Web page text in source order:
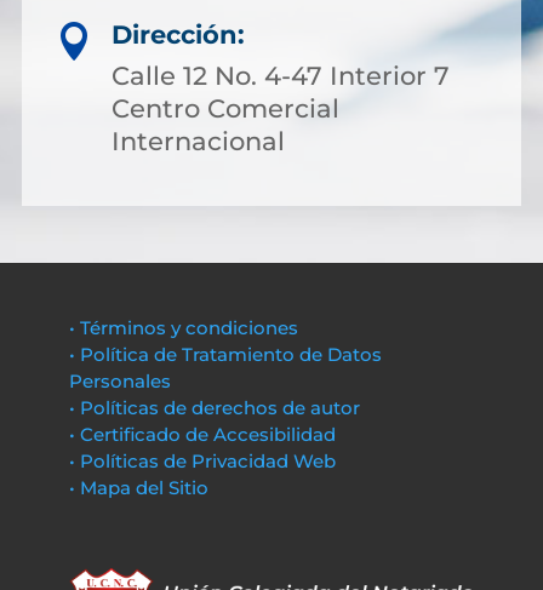

Dirección:
Calle 12 No. 4-47 Interior 7
Centro Comercial
Internacional
• Términos y condiciones
• Política de Tratamiento de Datos
Personales
• Políticas de derechos de autor
• Certificado de Accesibilidad
• Políticas de Privacidad Web
• Mapa del Sitio